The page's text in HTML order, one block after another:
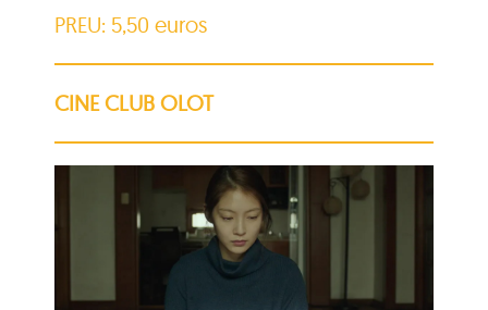
PREU: 5,50 euros
CINE CLUB OLOT